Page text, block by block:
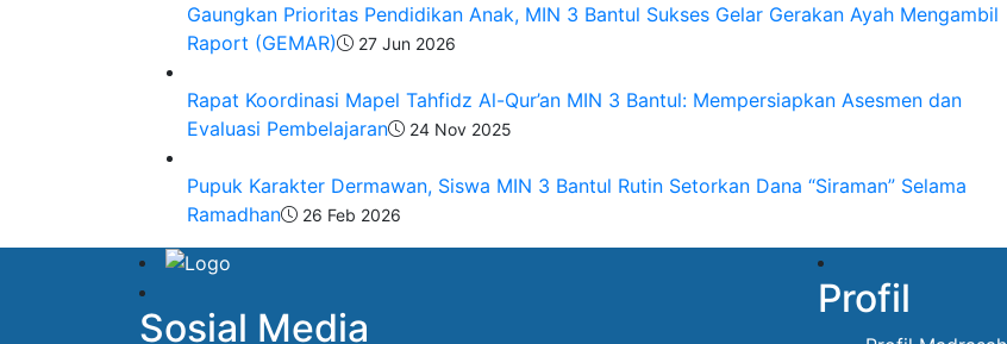
Gaungkan Prioritas Pendidikan Anak, MIN 3 Bantul Sukses Gelar Gerakan Ayah Mengambil
Raport (GEMAR)
27 Jun 2026
Rapat Koordinasi Mapel Tahfidz Al-Qur’an MIN 3 Bantul: Mempersiapkan Asesmen dan
Evaluasi Pembelajaran
24 Nov 2025
Pupuk Karakter Dermawan, Siswa MIN 3 Bantul Rutin Setorkan Dana “Siraman” Selama
Ramadhan
26 Feb 2026
Sosial Media
Profil